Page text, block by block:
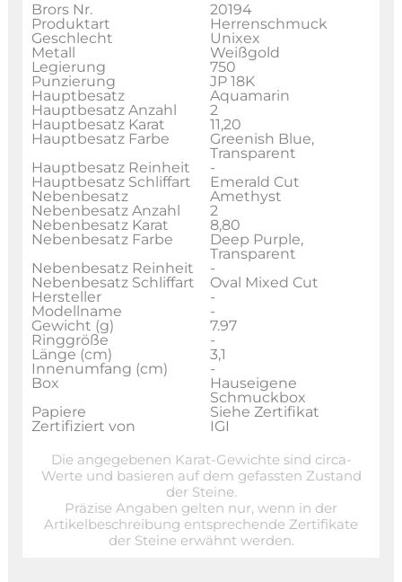
Brors Nr.
20194
Produktart
Herrenschmuck
Geschlecht
Unixex
Metall
Weißgold
Legierung
750
Punzierung
JP 18K
Hauptbesatz
Aquamarin
Hauptbesatz Anzahl
2
Hauptbesatz Karat
11,20
Hauptbesatz Farbe
Greenish Blue,
Transparent
Hauptbesatz Reinheit
-
Hauptbesatz Schliffart
Emerald Cut
Nebenbesatz
Amethyst
Nebenbesatz Anzahl
2
Nebenbesatz Karat
8,80
Nebenbesatz Farbe
Deep Purple,
Transparent
Nebenbesatz Reinheit
-
Nebenbesatz Schliffart
Oval Mixed Cut
Hersteller
-
Modellname
-
Gewicht (g)
7.97
Ringgröße
-
Länge (cm)
3,1
Innenumfang (cm)
-
Box
Hauseigene
Schmuckbox
Papiere
Siehe Zertifikat
Zertifiziert von
IGI
Die angegebenen Karat-Gewichte sind circa-
Werte und basieren auf dem gefassten Zustand
der Steine.
Präzise Angaben gelten nur, wenn in der
Artikelbeschreibung entsprechende Zertifikate
der Steine erwähnt werden.